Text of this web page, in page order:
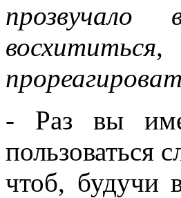
- Раз вы
пользоваться
чтоб, будучи